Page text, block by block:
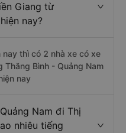
Giang từ
nay?
thì có 2 nhà xe có xe
Thăng Bình - Quảng Nam
nay
Nam đi Thị
nhiêu tiếng